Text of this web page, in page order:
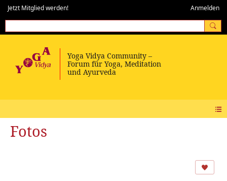
Jetzt Mitglied werden! Anmelden
Fotos